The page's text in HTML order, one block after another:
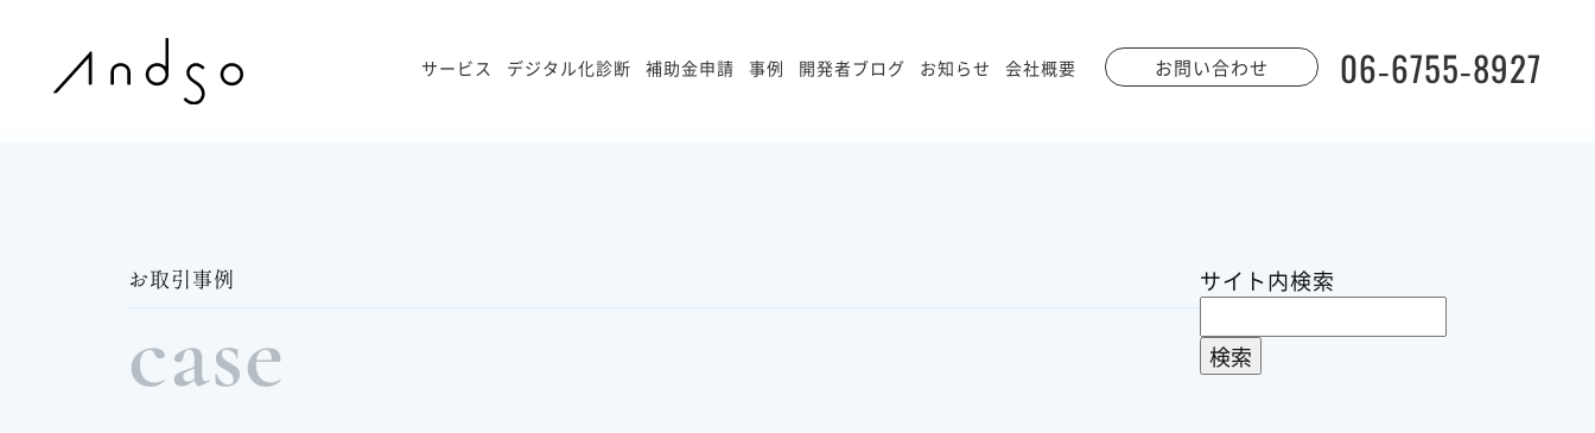
サービス デジタル化診断 補助金申請 事例 開発者ブログ お知らせ 会社概要 お問い合わせ 06-6755-8927
お取引事例
case
サイト内検索
索: